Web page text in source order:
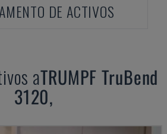
DE ACTIVOS
aTRUMPF TruBend
3120,